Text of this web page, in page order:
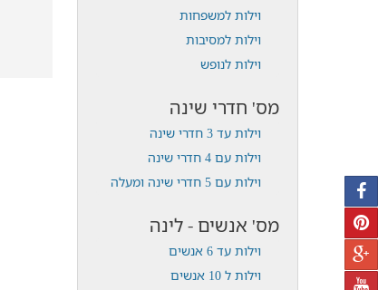
וילות למשפחות
וילות למסיבות
וילות לנופש
מס' חדרי שינה
וילות עד 3 חדרי שינה
וילות עם 4 חדרי שינה
וילות עם 5 חדרי שינה ומעלה
מס' אנשים - לינה
וילות עד 6 אנשים
וילות ל 10 אנשים